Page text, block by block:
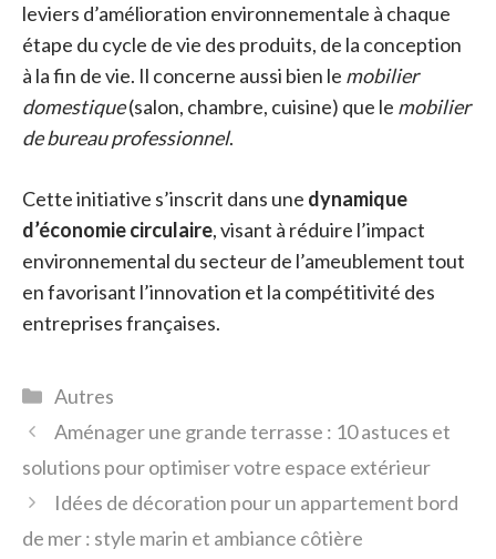
leviers d’amélioration environnementale à chaque
étape du cycle de vie des produits, de la conception
à la fin de vie. Il concerne aussi bien le mobilier
domestique(salon, chambre, cuisine) que le mobilier
de bureau professionnel.
Cette initiative s’inscrit dans une dynamique
d’économie circulaire, visant à réduire l’impact
environnemental du secteur de l’ameublement tout
en favorisant l’innovation et la compétitivité des
entreprises françaises.
Catégories
Autres
Aménager une grande terrasse : 10 astuces et
solutions pour optimiser votre espace extérieur
Idées de décoration pour un appartement bord
de mer : style marin et ambiance côtière